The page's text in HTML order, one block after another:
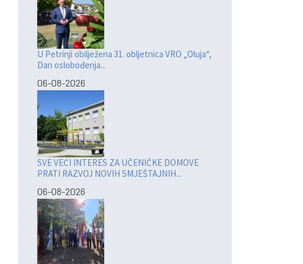
U Petrinji obilježena 31. obljetnica VRO „Oluja“,
Dan oslobođenja...
06-08-2026
SVE VEĆI INTERES ZA UČENIČKE DOMOVE
PRATI RAZVOJ NOVIH SMJEŠTAJNIH...
06-08-2026